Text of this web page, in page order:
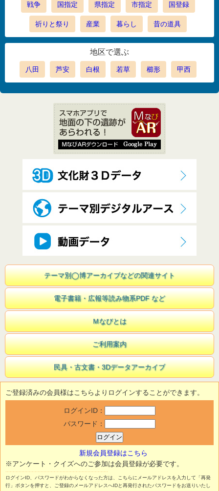
戦争 国指定 県指定 市指定 国登録
祈りと祭り 産業 暮らし 昔の道具
地区で選ぶ
八田 芦安 白根 若草 櫛形 甲西
テーマ別◯博アーカイブなどの関連サイト
電子書籍・広報等読み物系PDF など
Ｍなびとは
ご利用案内
民具・古文書・3Dデータアーカイブ
ご登録済みの会員様はこちらよりログインすることができます。
ログインID：
パスワード：
新規会員登録はこちら
※アンケート・クイズへのご参加は会員登録が必要です。
ログインID、パスワードがわからなくなった方は、こちらにメールアドレスを入力して「再発
行」ボタンを押すと、ご登録のメールアドレスへIDと再発行されたパスワードをお送りいたし